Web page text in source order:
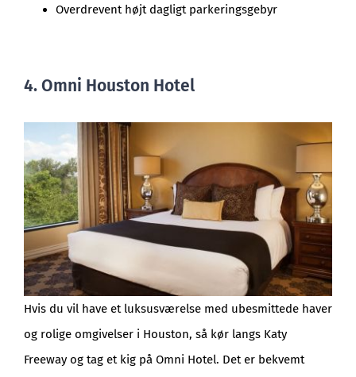
Overdrevent højt dagligt parkeringsgebyr
4. Omni Houston Hotel
Hvis du vil have et luksusværelse med ubesmittede haver
og rolige omgivelser i Houston, så kør langs Katy
Freeway og tag et kig på Omni Hotel. Det er bekvemt